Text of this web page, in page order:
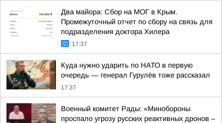
Два майора: Сбор на МОГ в Крым.
Промежуточный отчет по сбору на связь для
подразделения доктора Хилера
17:37
Куда нужно ударить по НАТО в первую
очередь — генерал Гурулёв тоже рассказал
17:37
Военный комитет Рады: «Минобороны
проспало угрозу русских реактивных дронов –